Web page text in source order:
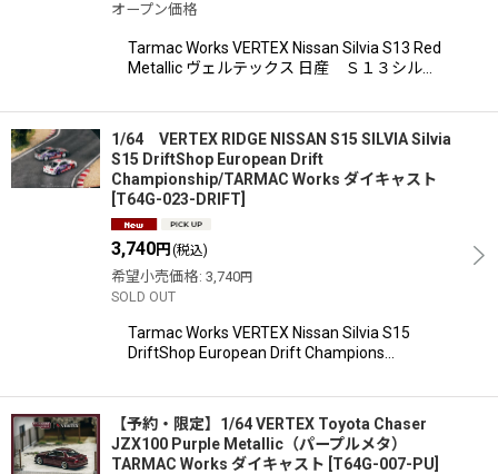
オープン価格
Tarmac Works VERTEX Nissan Silvia S13 Red
Metallic ヴェルテックス 日産 Ｓ１３シル…
1/64 VERTEX RIDGE NISSAN S15 SILVIA Silvia
S15 DriftShop European Drift
Championship/TARMAC Works ダイキャスト
T64G-023-DRIFT
3,740円 (税込)
希望小売価格: 3,740円
SOLD OUT
Tarmac Works VERTEX Nissan Silvia S15
DriftShop European Drift Champions…
【予約・限定】1/64 VERTEX Toyota Chaser
JZX100 Purple Metallic（パープルメタ）
TARMAC Works ダイキャスト T64G-007-PU